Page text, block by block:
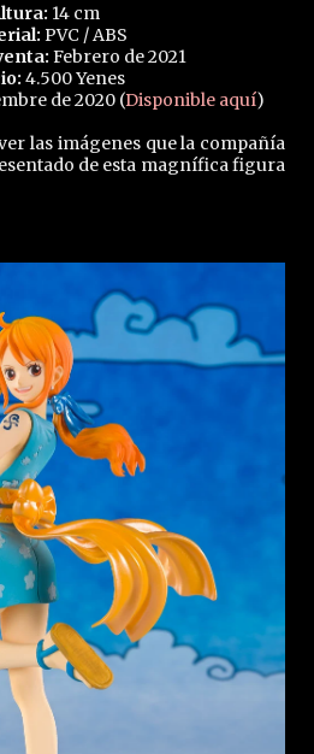
14 cm
PVC / ABS
Febrero de 2021
4.500 Yenes
de 2020 (Disponible aquí)
las imágenes que la compañía
de esta magnífica figura